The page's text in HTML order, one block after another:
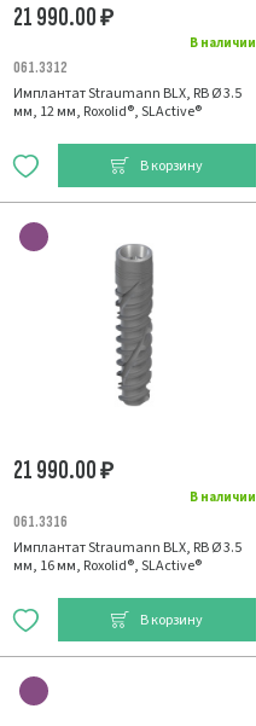
В наличии
21 990.00₽
061.3312
Имплантат Straumann BLX, RB Ø 3.5
мм, 12 мм, Roxolid®, SLActive®
В корзину
В наличии
21 990.00₽
061.3316
Имплантат Straumann BLX, RB Ø 3.5
мм, 16 мм, Roxolid®, SLActive®
В корзину